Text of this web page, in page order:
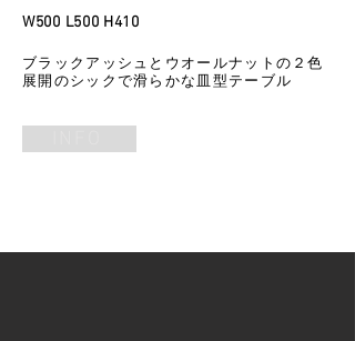
​ブラックアッシュとウオールナットの２色
展開のシックで滑らかな皿型テーブル
W500 L500 H410